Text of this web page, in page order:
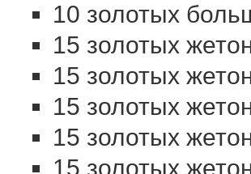
10 золотых
15 золотых
15 золотых
15 золотых
15 золотых
15 золотых